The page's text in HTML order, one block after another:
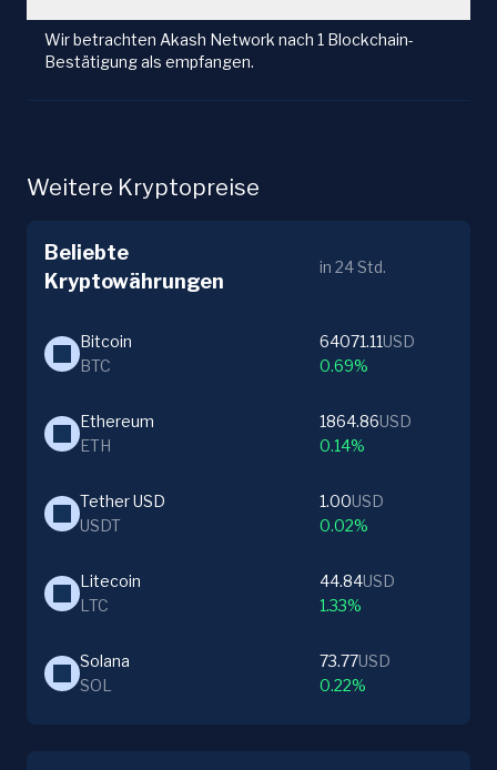
Wir betrachten Akash Network nach 1 Blockchain-
Bestätigung als empfangen.
Weitere Kryptopreise
Beliebte
Kryptowährungen
in 24 Std.
Bitcoin
BTC
64071.11USD
0.69%
Ethereum
ETH
1864.86USD
0.14%
Tether USD
USDT
1.00USD
0.02%
Litecoin
LTC
44.84USD
1.33%
Solana
SOL
73.77USD
0.22%